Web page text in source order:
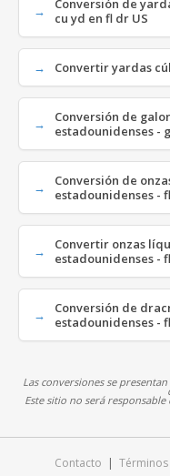
Conversión de
cu yd en fl dr US
Convertir yardas
Conversión de
estadounidenses -
Conversión de
estadounidenses -
Convertir onzas
estadounidenses -
Conversión de
estadounidenses -
Las conversiones se
Este sitio no será
Contacto |